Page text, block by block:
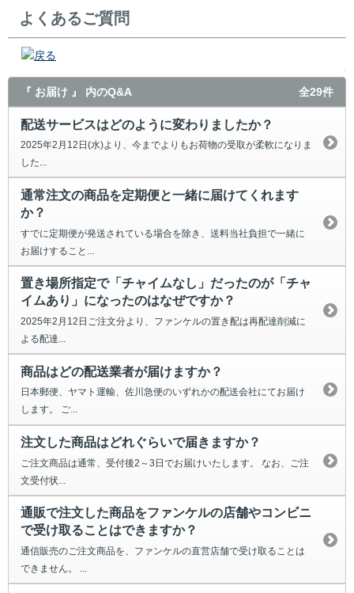
よくあるご質問
戻る
『 お届け 』 内のQ&A 全29件
配送サービスはどのように変わりましたか？
2025年2月12日(水)より、今までよりもお荷物の受取が柔軟になりま
した...
通常注文の商品を定期便と一緒に届けてくれます
か？
すでに定期便が発送されている場合を除き、送料当社負担で一緒に
お届けすること...
置き場所指定で「チャイムなし」だったのが「チャ
イムあり」になったのはなぜですか？
2025年2月12日ご注文分より、ファンケルの置き配は再配達削減に
よる配達...
商品はどの配送業者が届けますか？
日本郵便、ヤマト運輸、佐川急便のいずれかの配送会社にてお届け
します。 ご...
注文した商品はどれぐらいで届きますか？
ご注文商品は通常、受付後2～3日でお届けいたします。 なお、ご注
文受付状...
通販で注文した商品をファンケルの店舗やコンビニ
で受け取ることはできますか？
通信販売のご注文商品を、ファンケルの直営店舗で受け取ることは
できません。 ...